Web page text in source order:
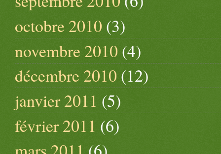
octobre 2010 (3)
novembre 2010 (4)
décembre 2010(12)
janvier 2011 (5)
février 2011 (6)